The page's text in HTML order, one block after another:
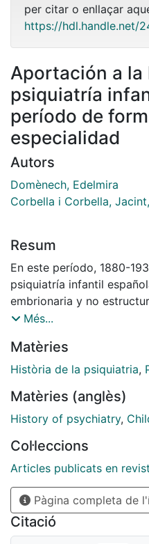
per citar o enllaçar
https://hdl.handle.net/
Aportación a la
psiquiatría
período de
especialidad
Autors
Domènech, Edelmira
Corbella i Corbella,
Resum
En este período, 1880-
psiquiatría infantil
embrionaria y no
consolidación. La guerra
marca un retraso
Més...
Matèries
Història de la psiquiatria,
Matèries (anglès)
History of psychiatry,
Col·leccions
Articles publicats en
Pàgina completa de
Citació